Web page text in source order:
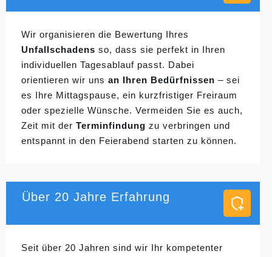
Wir organisieren die Bewertung Ihres
Unfallschadens so, dass sie perfekt in Ihren
individuellen Tagesablauf passt. Dabei
orientieren wir uns an Ihren Bedürfnissen – sei
es Ihre Mittagspause, ein kurzfristiger Freiraum
oder spezielle Wünsche. Vermeiden Sie es auch,
Zeit mit der Terminfindung zu verbringen und
entspannt in den Feierabend starten zu können.
Über 20 Jahre Erfahrung
Seit über 20 Jahren sind wir Ihr kompetenter